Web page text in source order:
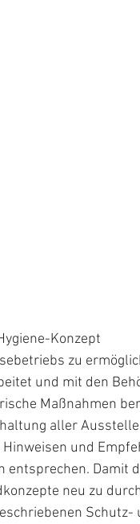
Konzept
zu
und mit den
Maßnahmen
aller
und
Damit
neu zu
Schutz-